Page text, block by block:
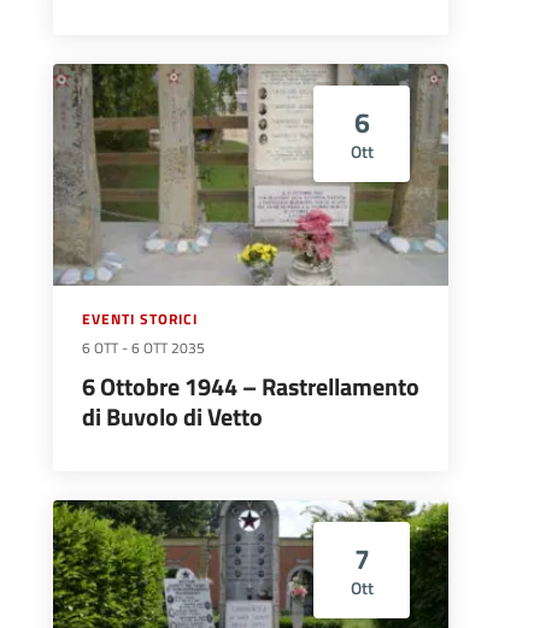
6
Ott
EVENTI STORICI
6 OTT -6 OTT 2035
6 Ottobre 1944 – Rastrellamento
di Buvolo di Vetto
7
Ott